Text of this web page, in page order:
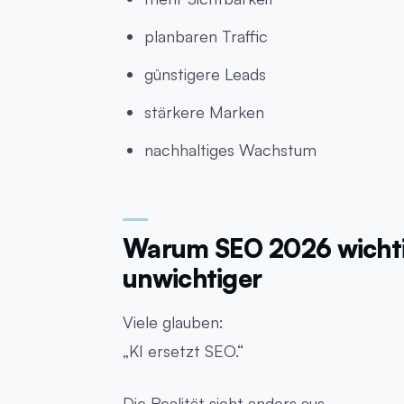
planbaren Traffic
günstigere Leads
stärkere Marken
nachhaltiges Wachstum
Warum SEO 2026
unwichtiger
Viele glauben:
„KI ersetzt SEO.“